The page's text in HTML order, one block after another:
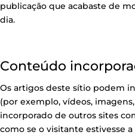
publicação que acabaste de
dia.
Conteúdo
Os artigos deste sítio podem
(por exemplo, vídeos,
incorporado de outros sites
como se o visitante estivesse